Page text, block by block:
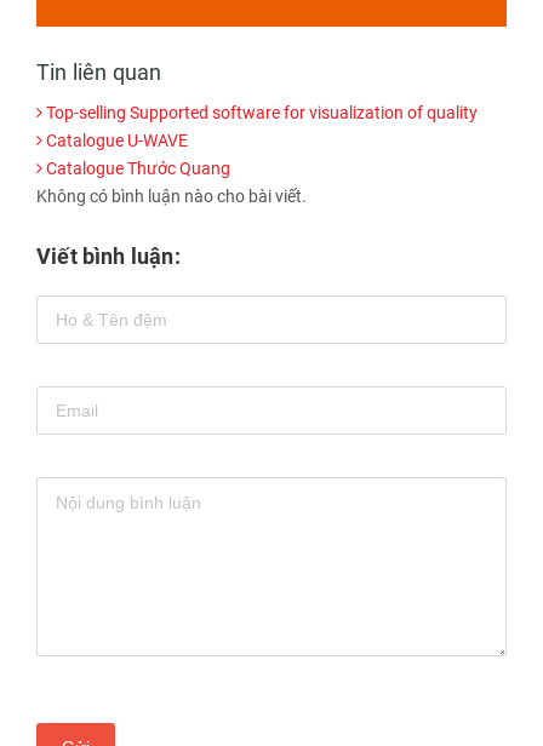
Tin liên quan
Top-selling Supported software for visualization of quality
Catalogue U-WAVE
Catalogue Thước Quang
Không có bình luận nào cho bài viết.
Viết bình luận: